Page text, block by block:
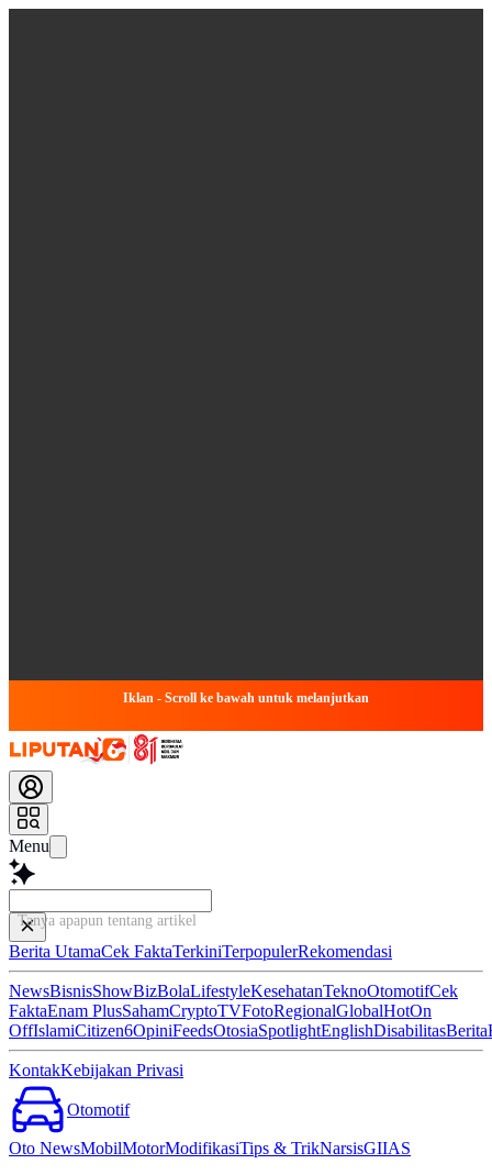
Iklan - Scroll ke bawah untuk melanjutkan
Menu
Tanya apapun tentang artikel ini...
Berita UtamaCek FaktaTerkiniTerpopulerRekomendasi
NewsBisnisShowBizBolaLifestyleKesehatanTeknoOtomotifCek
FaktaEnam PlusSahamCryptoTVFotoRegionalGlobalHotOn
OffIslamiCitizen6OpiniFeedsOtosiaSpotlightEnglishDisabilitasBerita
KontakKebijakan Privasi
Otomotif
Oto NewsMobilMotorModifikasiTips & TrikNarsisGIIAS